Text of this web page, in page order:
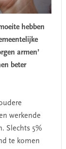
hebben
armen’
beter
werkende
Slechts 5%
te komen